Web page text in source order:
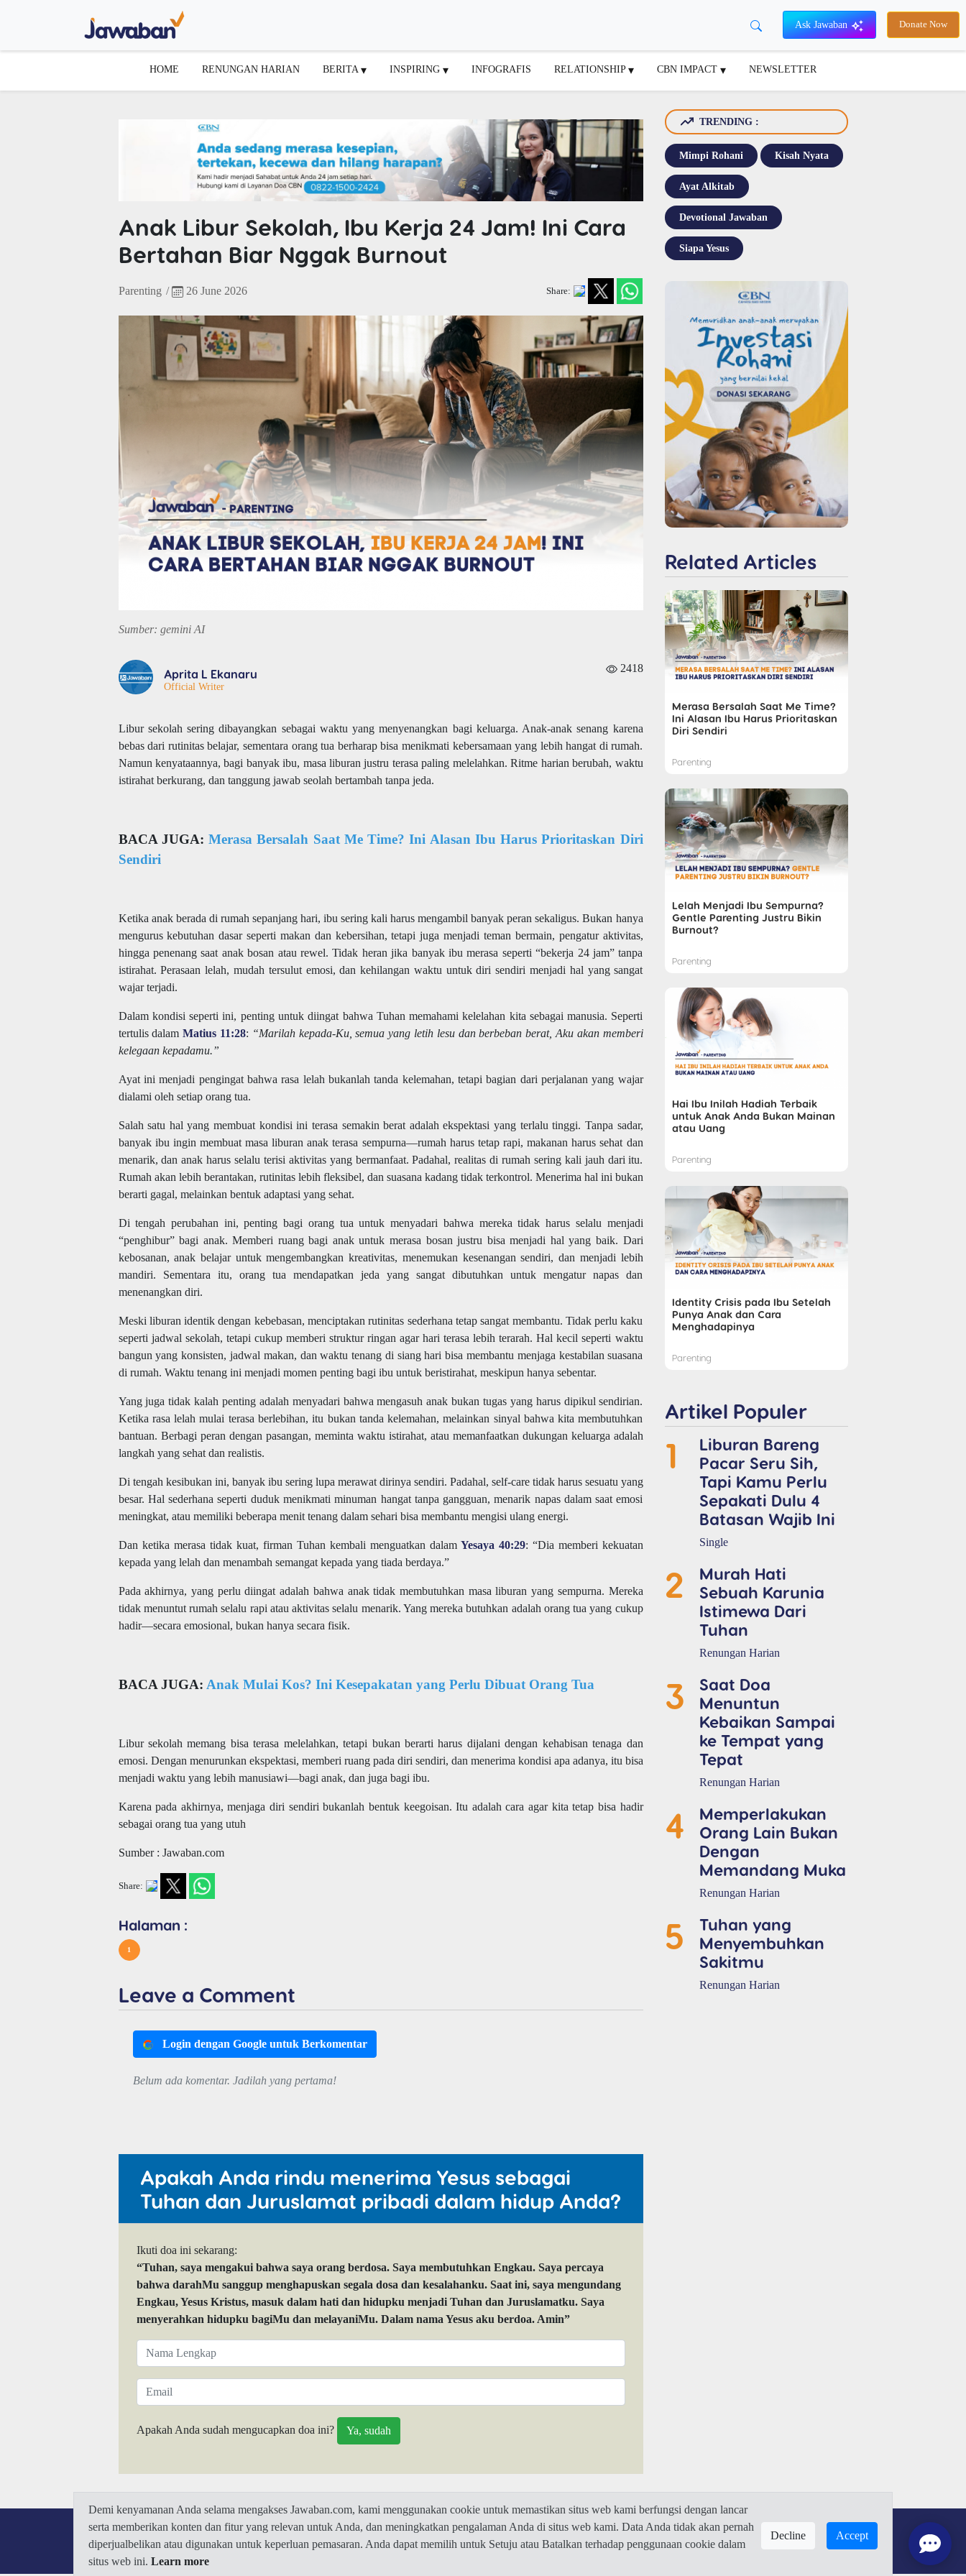
Ask Jawaban Donate Now
HOME RENUNGAN HARIAN BERITA INSPIRING INFOGRAFIS RELATIONSHIP CBN IMPACT NEWSLETTER
Anak Libur Sekolah, Ibu Kerja 24 Jam! Ini Cara
Bertahan Biar Nggak Burnout
Parenting / 26 June 2026 Share:
Sumber: gemini AI
Aprita L Ekanaru
Official Writer
2418
Libur sekolah sering dibayangkan sebagai waktu yang menyenangkan bagi keluarga. Anak-anak senang karena
bebas dari rutinitas belajar, sementara orang tua berharap bisa menikmati kebersamaan yang lebih hangat di rumah.
Namun kenyataannya, bagi banyak ibu, masa liburan justru terasa paling melelahkan. Ritme harian berubah, waktu
istirahat berkurang, dan tanggung jawab seolah bertambah tanpa jeda.
BACA JUGA: Merasa Bersalah Saat Me Time? Ini Alasan Ibu Harus Prioritaskan Diri
Sendiri
Ketika anak berada di rumah sepanjang hari, ibu sering kali harus mengambil banyak peran sekaligus. Bukan hanya
mengurus kebutuhan dasar seperti makan dan kebersihan, tetapi juga menjadi teman bermain, pengatur aktivitas,
hingga penenang saat anak bosan atau rewel. Tidak heran jika banyak ibu merasa seperti “bekerja 24 jam” tanpa
istirahat. Perasaan lelah, mudah tersulut emosi, dan kehilangan waktu untuk diri sendiri menjadi hal yang sangat
wajar terjadi.
Dalam kondisi seperti ini, penting untuk diingat bahwa Tuhan memahami kelelahan kita sebagai manusia. Seperti
tertulis dalam Matius 11:28: “Marilah kepada-Ku, semua yang letih lesu dan berbeban berat, Aku akan memberi
kelegaan kepadamu.”
Ayat ini menjadi pengingat bahwa rasa lelah bukanlah tanda kelemahan, tetapi bagian dari perjalanan yang wajar
dialami oleh setiap orang tua.
Salah satu hal yang membuat kondisi ini terasa semakin berat adalah ekspektasi yang terlalu tinggi. Tanpa sadar,
banyak ibu ingin membuat masa liburan anak terasa sempurna—rumah harus tetap rapi, makanan harus sehat dan
menarik, dan anak harus selalu terisi aktivitas yang bermanfaat. Padahal, realitas di rumah sering kali jauh dari itu.
Rumah akan lebih berantakan, rutinitas lebih fleksibel, dan suasana kadang tidak terkontrol. Menerima hal ini bukan
berarti gagal, melainkan bentuk adaptasi yang sehat.
Di tengah perubahan ini, penting bagi orang tua untuk menyadari bahwa mereka tidak harus selalu menjadi
“penghibur” bagi anak. Memberi ruang bagi anak untuk merasa bosan justru bisa menjadi hal yang baik. Dari
kebosanan, anak belajar untuk mengembangkan kreativitas, menemukan kesenangan sendiri, dan menjadi lebih
mandiri. Sementara itu, orang tua mendapatkan jeda yang sangat dibutuhkan untuk mengatur napas dan
menenangkan diri.
Meski liburan identik dengan kebebasan, menciptakan rutinitas sederhana tetap sangat membantu. Tidak perlu kaku
seperti jadwal sekolah, tetapi cukup memberi struktur ringan agar hari terasa lebih terarah. Hal kecil seperti waktu
bangun yang konsisten, jadwal makan, dan waktu tenang di siang hari bisa membantu menjaga kestabilan suasana
di rumah. Waktu tenang ini menjadi momen penting bagi ibu untuk beristirahat, meskipun hanya sebentar.
Yang juga tidak kalah penting adalah menyadari bahwa mengasuh anak bukan tugas yang harus dipikul sendirian.
Ketika rasa lelah mulai terasa berlebihan, itu bukan tanda kelemahan, melainkan sinyal bahwa kita membutuhkan
bantuan. Berbagi peran dengan pasangan, meminta waktu istirahat, atau memanfaatkan dukungan keluarga adalah
langkah yang sehat dan realistis.
Di tengah kesibukan ini, banyak ibu sering lupa merawat dirinya sendiri. Padahal, self-care tidak harus sesuatu yang
besar. Hal sederhana seperti duduk menikmati minuman hangat tanpa gangguan, menarik napas dalam saat emosi
meningkat, atau memiliki beberapa menit tenang dalam sehari bisa membantu mengisi ulang energi.
Dan ketika merasa tidak kuat, firman Tuhan kembali menguatkan dalam Yesaya 40:29: “Dia memberi kekuatan
kepada yang lelah dan menambah semangat kepada yang tiada berdaya.”
Pada akhirnya, yang perlu diingat adalah bahwa anak tidak membutuhkan masa liburan yang sempurna. Mereka
tidak menuntut rumah selalu rapi atau aktivitas selalu menarik. Yang mereka butuhkan adalah orang tua yang cukup
hadir—secara emosional, bukan hanya secara fisik.
BACA JUGA: Anak Mulai Kos? Ini Kesepakatan yang Perlu Dibuat Orang Tua
Libur sekolah memang bisa terasa melelahkan, tetapi bukan berarti harus dijalani dengan kehabisan tenaga dan
emosi. Dengan menurunkan ekspektasi, memberi ruang pada diri sendiri, dan menerima kondisi apa adanya, itu bisa
menjadi waktu yang lebih manusiawi—bagi anak, dan juga bagi ibu.
Karena pada akhirnya, menjaga diri sendiri bukanlah bentuk keegoisan. Itu adalah cara agar kita tetap bisa hadir
sebagai orang tua yang utuh
Sumber : Jawaban.com
Share:
Halaman :
1
Leave a Comment
Login dengan Google untuk Berkomentar
Belum ada komentar. Jadilah yang pertama!
Apakah Anda rindu menerima Yesus sebagai
Tuhan dan Juruslamat pribadi dalam hidup Anda?
Ikuti doa ini sekarang:
“Tuhan, saya mengakui bahwa saya orang berdosa. Saya membutuhkan Engkau. Saya percaya
bahwa darahMu sanggup menghapuskan segala dosa dan kesalahanku. Saat ini, saya mengundang
Engkau, Yesus Kristus, masuk dalam hati dan hidupku menjadi Tuhan dan Juruslamatku. Saya
menyerahkan hidupku bagiMu dan melayaniMu. Dalam nama Yesus aku berdoa. Amin”
Apakah Anda sudah mengucapkan doa ini?
TRENDING :
Mimpi Rohani Kisah Nyata
Ayat Alkitab
Devotional Jawaban
Siapa Yesus
Related Articles
Merasa Bersalah Saat Me Time?
Ini Alasan Ibu Harus Prioritaskan
Diri Sendiri
Parenting
Lelah Menjadi Ibu Sempurna?
Gentle Parenting Justru Bikin
Burnout?
Parenting
Hai Ibu Inilah Hadiah Terbaik
untuk Anak Anda Bukan Mainan
atau Uang
Parenting
Identity Crisis pada Ibu Setelah
Punya Anak dan Cara
Menghadapinya
Parenting
Artikel Populer
1
Liburan Bareng
Pacar Seru Sih,
Tapi Kamu Perlu
Sepakati Dulu 4
Batasan Wajib Ini
Single
2
Murah Hati
Sebuah Karunia
Istimewa Dari
Tuhan
Renungan Harian
3
Saat Doa
Menuntun
Kebaikan Sampai
ke Tempat yang
Tepat
Renungan Harian
4
Memperlakukan
Orang Lain Bukan
Dengan
Memandang Muka
Renungan Harian
5
Tuhan yang
Menyembuhkan
Sakitmu
Renungan Harian
Demi kenyamanan Anda selama mengakses Jawaban.com, kami menggunakan cookie untuk memastikan situs web kami berfungsi dengan lancar
serta memberikan konten dan fitur yang relevan untuk Anda, dan meningkatkan pengalaman Anda di situs web kami. Data Anda tidak akan pernah
diperjualbelikan atau digunakan untuk keperluan pemasaran. Anda dapat memilih untuk Setuju atau Batalkan terhadap penggunaan cookie dalam
situs web ini. Learn more
Decline Accept
© 2026 Jawaban.com -Privacy Policy